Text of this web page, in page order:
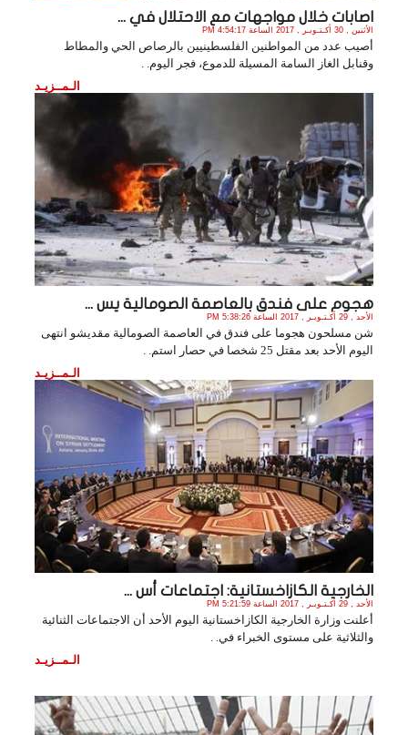
اصابات خلال مواجهات مع الاحتلال في ...
الأثنين , 30 أكـتـوبـر , 2017 الساعة 4:54:17 PM
أصيب عدد من المواطنين الفلسطينيين بالرصاص الحي والمطاط
وقنابل الغاز السامة المسيلة للدموع، فجر اليوم. .
الـمــزيـد
هجوم على فندق بالعاصمة الصومالية يس ...
الأحد , 29 أكـتـوبـر , 2017 الساعة 5:38:26 PM
شن مسلحون هجوما على فندق في العاصمة الصومالية مقديشو انتهى
اليوم الأحد بعد مقتل 25 شخصا في حصار استم. .
الـمــزيـد
الخارجية الكازاخستانية: اجتماعات أس ...
الأحد , 29 أكـتـوبـر , 2017 الساعة 5:21:59 PM
أعلنت وزارة الخارجية الكازاخستانية اليوم الأحد أن الاجتماعات الثنائية
والثلاثية على مستوى الخبراء في. .
الـمــزيـد